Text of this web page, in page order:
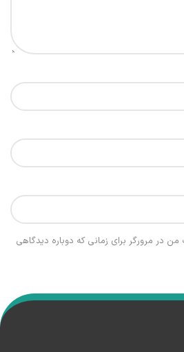
در مرورگر برای زمانی که دوباره دیدگاهی